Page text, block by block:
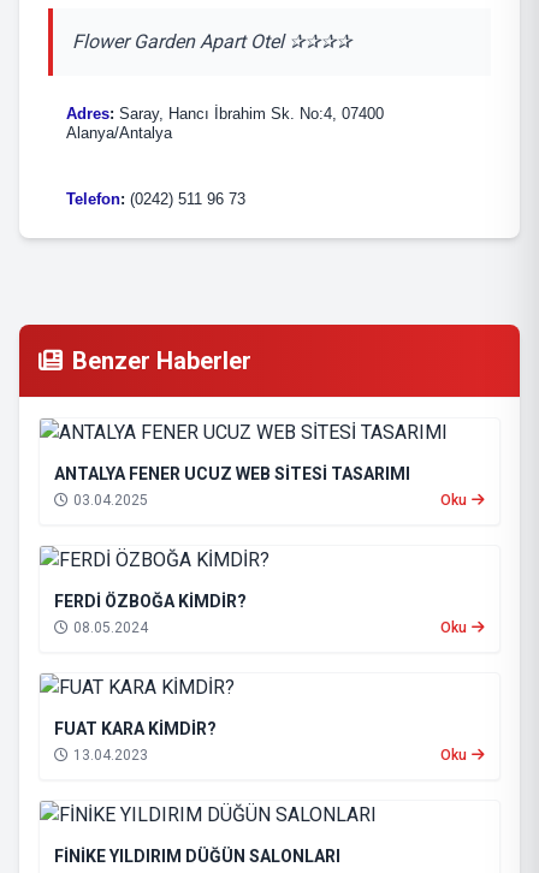
Flower Garden Apart Otel ✰✰✰✰
Adres: Saray, Hancı İbrahim Sk. No:4, 07400
Alanya/Antalya
Telefon: (0242) 511 96 73
Benzer Haberler
ANTALYA FENER UCUZ WEB SİTESİ TASARIMI
03.04.2025 Oku
FERDİ ÖZBOĞA KİMDİR?
08.05.2024 Oku
FUAT KARA KİMDİR?
13.04.2023 Oku
FİNİKE YILDIRIM DÜĞÜN SALONLARI